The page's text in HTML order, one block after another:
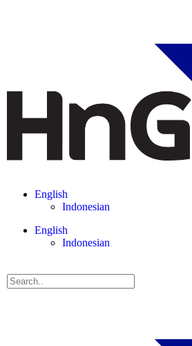
English
Indonesian
English
Indonesian